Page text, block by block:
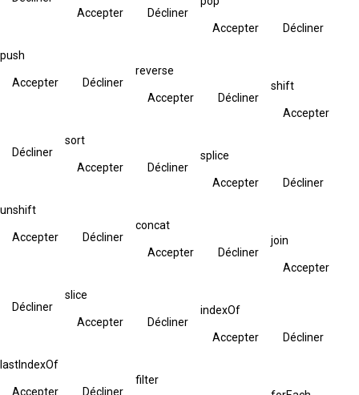
Accepter Décliner
Accepter Décliner
push
Accepter Décliner
reverse
Accepter Décliner
shift
Accepter
Décliner
sort
Accepter Décliner
splice
Accepter Décliner
unshift
Accepter Décliner
concat
Accepter Décliner
join
Accepter
Décliner
slice
Accepter Décliner
indexOf
Accepter Décliner
lastIndexOf
Accepter Décliner
filter